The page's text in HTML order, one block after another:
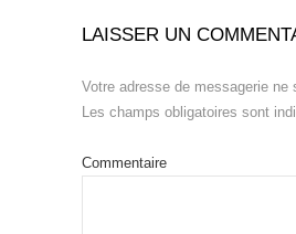
LAISSER UN
Votre adresse de messagerie ne
Les champs obligatoires sont
Commentaire